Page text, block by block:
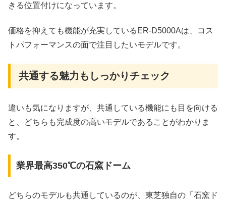
きる位置付けになっています。
価格を抑えても機能が充実しているER-D5000Aは、コス
トパフォーマンスの面で注目したいモデルです。
共通する魅力もしっかりチェック
違いも気になりますが、共通している機能にも目を向ける
と、どちらも完成度の高いモデルであることがわかりま
す。
業界最高350℃の石窯ドーム
どちらのモデルも共通しているのが、東芝独自の「石窯ド